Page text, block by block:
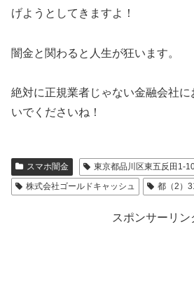
げようとしてきますよ！
闇金と関わると人生が狂います。
絶対に正規業者じゃない金融会社
いでくださいね！
スマホ闇金
東京都品川区東五反田1-
株式会社ゴールドキャッシュ
都（2）
スポンサーリン